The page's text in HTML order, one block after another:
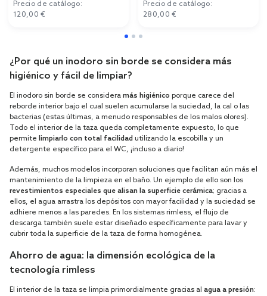
Precio de catálogo:
120,00 €
Precio de catálogo:
280,00 €
¿Por qué un inodoro sin borde se considera más
higiénico y fácil de limpiar?
El inodoro sin borde se considera más higiénico porque carece del
reborde interior bajo el cual suelen acumularse la suciedad, la cal o las
bacterias (estas últimas, a menudo responsables de los malos olores).
Todo el interior de la taza queda completamente expuesto, lo que
permite limpiarlo con total facilidad utilizando la escobilla y un
detergente específico para el WC, ¡incluso a diario!
Además, muchos modelos incorporan soluciones que facilitan aún más el
mantenimiento de la limpieza en el baño. Un ejemplo de ello son los
revestimientos especiales que alisan la superficie cerámica; gracias a
ellos, el agua arrastra los depósitos con mayor facilidad y la suciedad se
adhiere menos a las paredes. En los sistemas rimless, el flujo de
descarga también suele estar diseñado específicamente para lavar y
cubrir toda la superficie de la taza de forma homogénea.
Ahorro de agua: la dimensión ecológica de la
tecnología rimless
El interior de la taza se limpia primordialmente gracias al agua a presión: